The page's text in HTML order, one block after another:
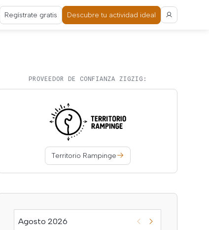
Regístrate gratis Descubre tu actividad ideal
PROVEEDOR DE CONFIANZA ZIGZIG:
Territorio Rampinge
Agosto 2026